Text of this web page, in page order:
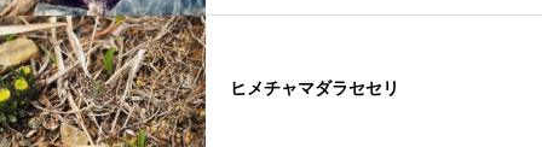
ヒメチャマダラセセリ